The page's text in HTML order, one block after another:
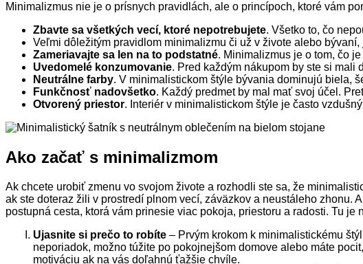
Minimalizmus nie je o prísnych pravidlách, ale o princípoch, ktoré vám
Zbavte sa všetkých vecí, ktoré nepotrebujete. Všetko to, čo
Veľmi dôležitým pravidlom minimalizmu či už v živote alebo bývaní,
Zameriavajte sa len na to podstatné. Minimalizmus je o tom, čo
Uvedomelé konzumovanie. Pred každým nákupom by ste si mali
Neutrálne farby. V minimalistickom štýle bývania dominujú biela,
Funkčnosť nadovšetko. Každý predmet by mal mať svoj účel.
Otvorený priestor. Interiér v minimalistickom štýle je často
Ako začať s minimalizmom
Ak chcete urobiť zmenu vo svojom živote a rozhodli ste sa, že
ak ste doteraz žili v prostredí plnom vecí, záväzkov a neustáleho zhonu.
postupná cesta, ktorá vám prinesie viac pokoja, priestoru a radosti. Tu
Ujasnite si prečo to robíte – Prvým krokom k minimalistickému
neporiadok, možno túžite po pokojnejšom domove alebo máte
motiváciu ak na vás doľahnú ťažšie chvíle.